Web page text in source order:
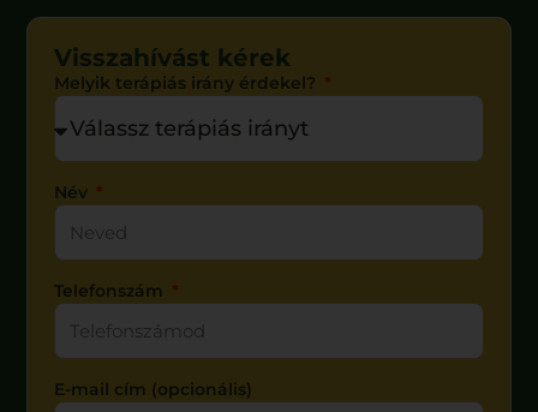
Visszahívást kérek
Melyik terápiás irány érdekel?
Név
Telefonszám
E-mail cím (opcionális)